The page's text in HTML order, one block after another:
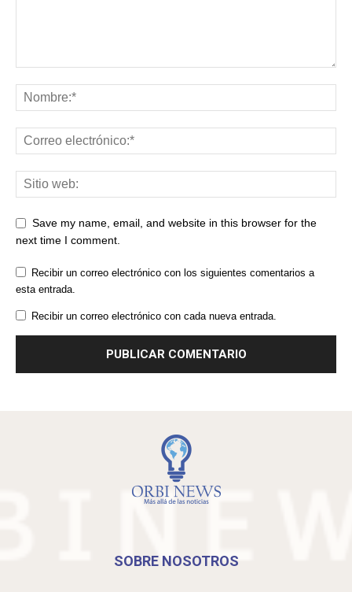
Save my name, email, and website in this browser for the
next time I comment.
Recibir un correo electrónico con los siguientes comentarios a
esta entrada.
Recibir un correo electrónico con cada nueva entrada.
SOBRE NOSOTROS